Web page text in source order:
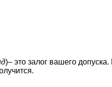
)– это залог вашего